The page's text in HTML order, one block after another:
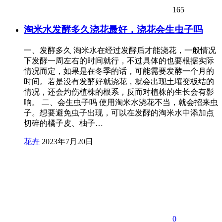
165
淘米水发酵多久浇花最好，浇花会生虫子吗
一、发酵多久 淘米水在经过发酵后才能浇花，一般情况
下发酵一周左右的时间就行，不过具体的也要根据实际
情况而定，如果是在冬季的话，可能需要发酵一个月的
时间。若是没有发酵好就浇花，就会出现土壤变板结的
情况，还会灼伤植株的根系，反而对植株的生长会有影
响。 二、会生虫子吗 使用淘米水浇花不当，就会招来虫
子。想要避免虫子出现，可以在发酵的淘米水中添加点
切碎的橘子皮、柚子…
花卉 2023年7月20日
0